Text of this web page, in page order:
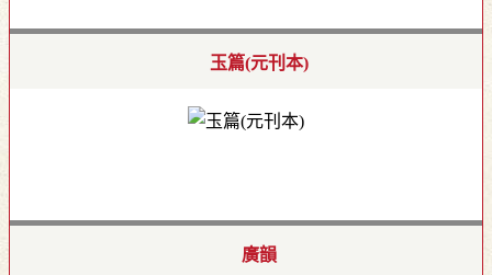
玉篇(元刊本)
廣韻